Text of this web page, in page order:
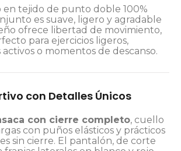
en tejido de punto doble 100%
es suave, ligero y agradable
ofrece libertad de movimiento,
para ejercicios ligeros,
activos o momentos de descanso.
con Detalles Únicos
con cierre completo, cuello
con puños elásticos y prácticos
sin cierre. El pantalón, de corte